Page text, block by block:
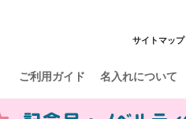
サイトマップ
ご利用ガイド 名入れについて